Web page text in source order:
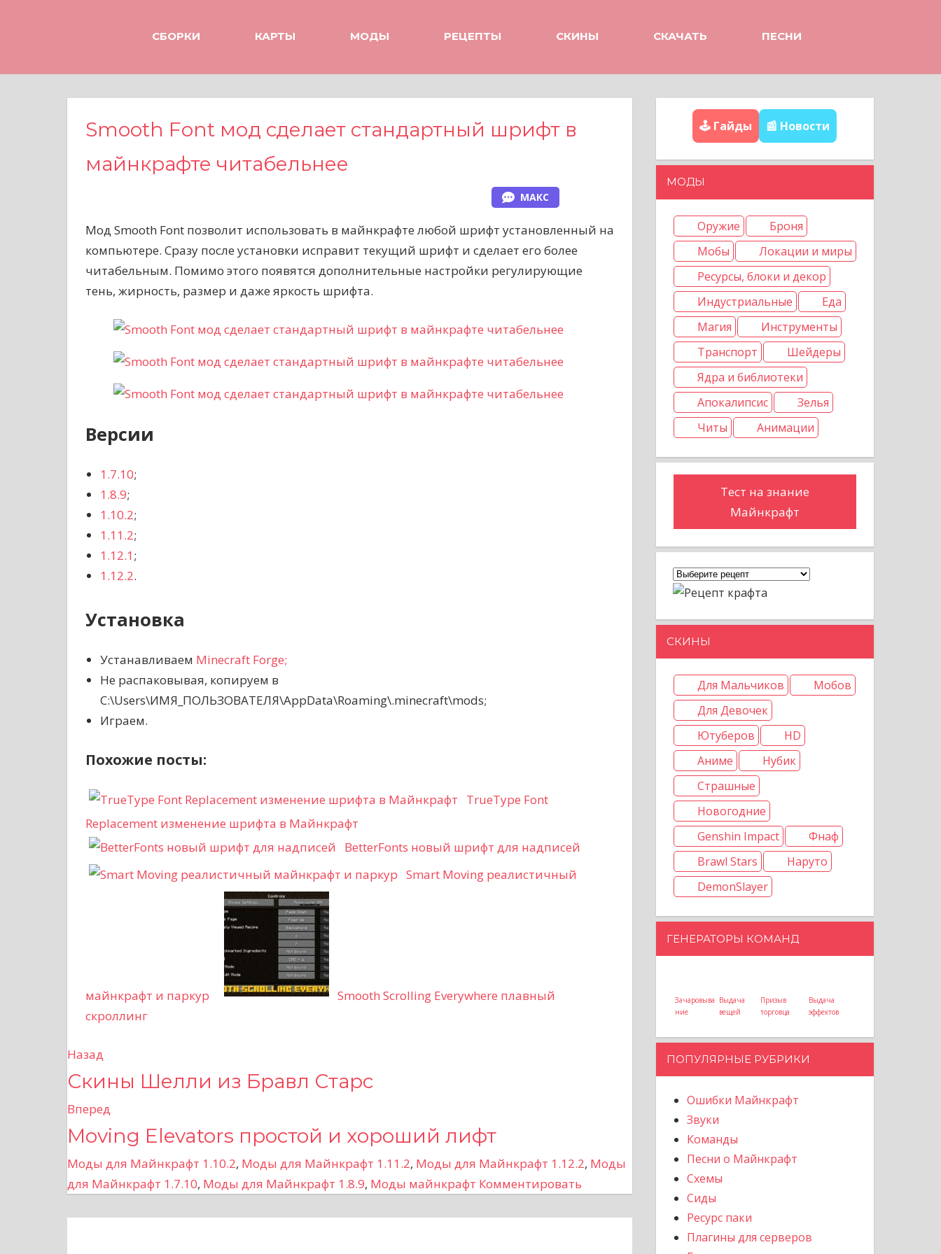
е
СБОРКИ КАРТЫ МОДЫ РЕЦЕПТЫ СКИНЫ СКАЧАТЬ ПЕСНИ
Smooth Font мод сделает стандартный шрифт в
майнкрафте читабельнее
МАКС
Мод Smooth Font позволит использовать в майнкрафте любой шрифт установленный на
компьютере. Сразу после установки исправит текущий шрифт и сделает его более
читабельным. Помимо этого появятся дополнительные настройки регулирующие
тень, жирность, размер и даже яркость шрифта.
Версии
1.7.10;
1.8.9;
1.10.2;
1.11.2;
1.12.1;
1.12.2.
Установка
Устанавливаем Minecraft Forge;
Не распаковывая, копируем в
C:\Users\ИМЯ_ПОЛЬЗОВАТЕЛЯ\AppData\Roaming\.minecraft\mods;
Играем.
Похожие посты:
TrueType Font
Replacement изменение шрифта в Майнкрафт
BetterFonts новый шрифт для надписей
Smart Moving реалистичный
майнкрафт и паркур
Smooth Scrolling Everywhere плавный
скроллинг
Н
а
в
и
г
а
Назад
Скины Шелли из Бравл Старс
Вперед
Moving Elevators простой и хороший лифт
Моды для Майнкрафт 1.10.2, Моды для Майнкрафт 1.11.2, Моды для Майнкрафт 1.12.2, Моды
для Майнкрафт 1.7.10, Моды для Майнкрафт 1.8.9, Моды майнкрафт Комментировать
🕹️ Гайды 📰 Новости
МОДЫ
Оружие
Броня
Мобы
Локации и миры
Ресурсы, блоки и декор
Индустриальные
Еда
Магия
Инструменты
Транспорт
Шейдеры
Ядра и библиотеки
Апокалипсис
Зелья
Читы
Анимации
Тест на знание
Майнкрафт
СКИНЫ
Для Мальчиков
Мобов
Для Девочек
Ютуберов
HD
Аниме
Нубик
Страшные
Новогодние
Genshin Impact
Фнаф
Brawl Stars
Наруто
DemonSlayer
ГЕНЕРАТОРЫ КОМАНД
Зачаровыва
ние
Выдача
вещей
Призыв
торговца
Выдача
эффектов
ПОПУЛЯРНЫЕ РУБРИКИ
Ошибки Майнкрафт
Звуки
Команды
Песни о Майнкрафт
Схемы
Сиды
Ресурс паки
Плагины для серверов